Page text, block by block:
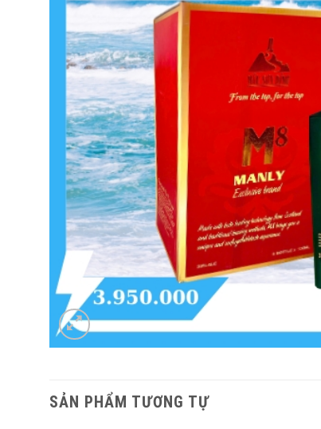
SẢN PHẨM TƯƠNG TỰ